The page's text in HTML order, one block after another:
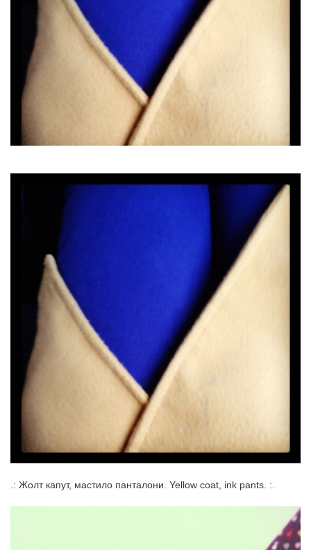
.: Жолт капут, мастило панталони. Yellow coat, ink pants. :.